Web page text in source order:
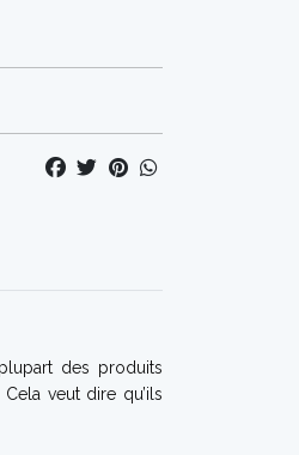
des produits
veut dire qu’ils